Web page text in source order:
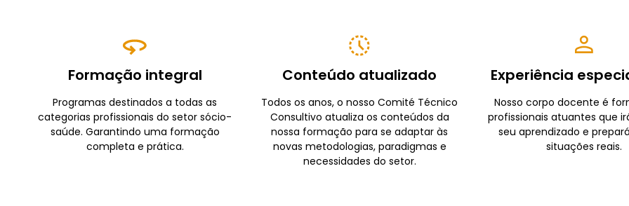
Formação integral
Programas destinados a todas as
categorias profissionais do setor sócio-
saúde. Garantindo uma formação
completa e prática.
Conteúdo atualizado
Todos os anos, o nosso Comité Técnico
Consultivo atualiza os conteúdos da
nossa formação para se adaptar às
novas metodologias, paradigmas e
necessidades do setor.
Experiência
Nosso corpo docente é
profissionais atuantes que
seu aprendizado e
situações reais.